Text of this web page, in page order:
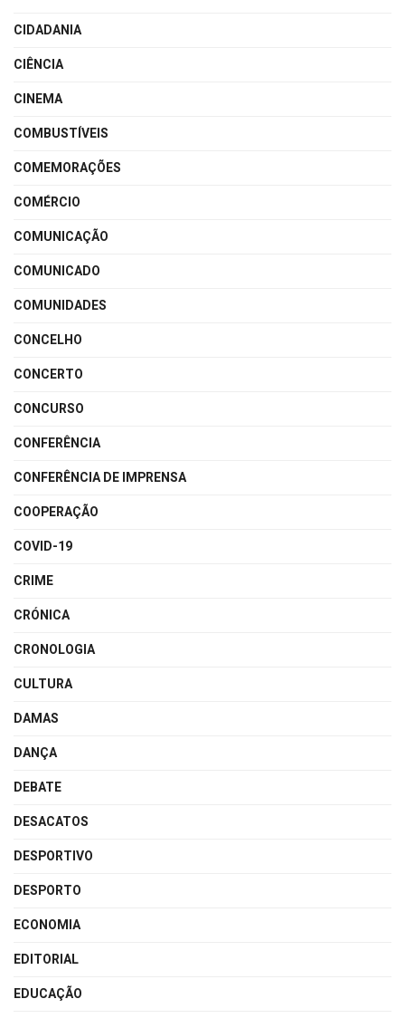
CIDADANIA
CIÊNCIA
CINEMA
COMBUSTÍVEIS
COMEMORAÇÕES
COMÉRCIO
COMUNICAÇÃO
COMUNICADO
COMUNIDADES
CONCELHO
CONCERTO
CONCURSO
CONFERÊNCIA
CONFERÊNCIA DE IMPRENSA
COOPERAÇÃO
COVID-19
CRIME
CRÓNICA
CRONOLOGIA
CULTURA
DAMAS
DANÇA
DEBATE
DESACATOS
DESPORTIVO
DESPORTO
ECONOMIA
EDITORIAL
EDUCAÇÃO